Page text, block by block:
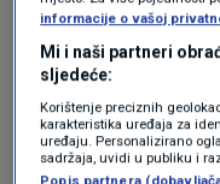
informacije o vašoj
Mi i naši partneri
sljedeće:
Korištenje preciznih
karakteristika uređaja za
uređaju. Personalizirano
sadržaja, uvidi u publiku i